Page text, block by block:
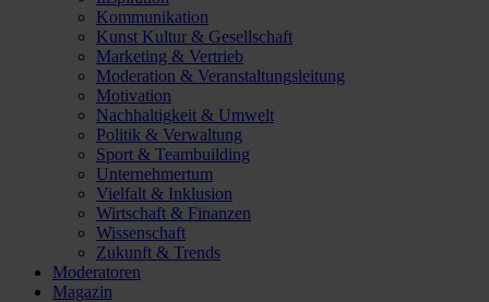
Kommunikation
Kunst Kultur & Gesellschaft
Marketing & Vertrieb
Moderation & Veranstaltungsleitung
Motivation
Nachhaltigkeit & Umwelt
Politik & Verwaltung
Sport & Teambuilding
Unternehmertum
Vielfalt & Inklusion
Wirtschaft & Finanzen
Wissenschaft
Zukunft & Trends
Moderatoren
Magazin